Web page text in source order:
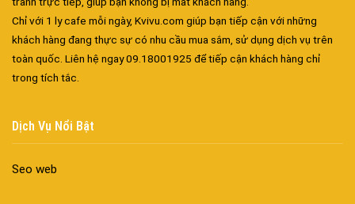
Chỉ với 1 ly cafe mỗi ngày, Kvivu.com giúp bạn tiếp cận với những
khách hàng đang thực sự có nhu cầu mua sắm, sử dụng dịch vụ trên
toàn quốc. Liên hệ ngay 09.18001925 để tiếp cận khách hàng chỉ
trong tích tắc.
Dịch Vụ Nổi Bật
Seo web
Đa dạng màu sắc cửa nhôm – Tối ưu màu sắc Kiến Trúc
Cửa nhôm chống gió mưa – Hiên ngang giữa thời tiết khắc
Cửa nhôm cách âm – Sự yên bình trong nhịp sống hiện đại
Cửa nhôm thông gió – Đưa sinh khí vào ngôi nhà của bạn